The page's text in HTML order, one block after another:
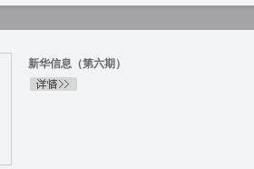
新华信息（第六期）